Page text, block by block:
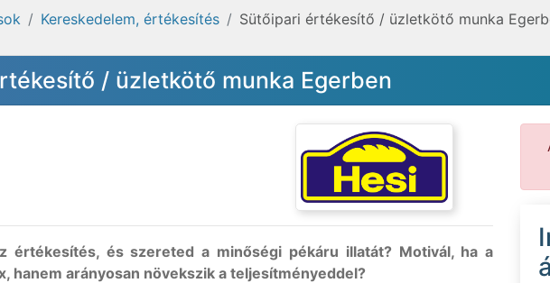
Kereskedelem, értékesítés Sütőipari értékesítő / üzletkötő munka
/ üzletkötő munka Egerben
értékesítés, és szereted a minőségi pékáru illatát? Motivál, ha a
hanem arányosan növekszik a teljesítményeddel?